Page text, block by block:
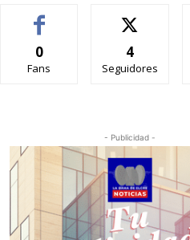
0
Fans
4
Seguidores
- Publicidad -